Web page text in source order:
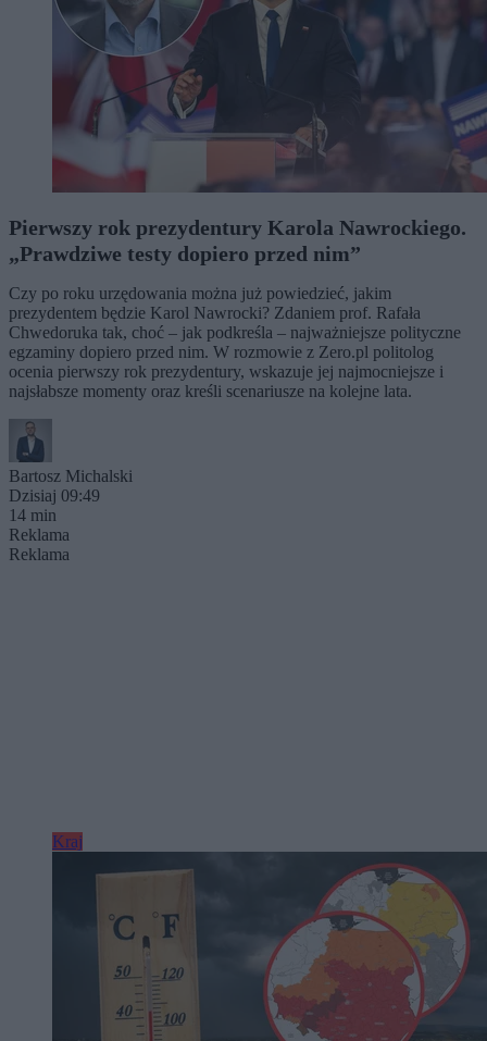
Pierwszy rok prezydentury Karola Nawrockiego.
„Prawdziwe testy dopiero przed nim”
Czy po roku urzędowania można już powiedzieć, jakim
prezydentem będzie Karol Nawrocki? Zdaniem prof. Rafała
Chwedoruka tak, choć – jak podkreśla – najważniejsze polityczne
egzaminy dopiero przed nim. W rozmowie z Zero.pl politolog
ocenia pierwszy rok prezydentury, wskazuje jej najmocniejsze i
najsłabsze momenty oraz kreśli scenariusze na kolejne lata.
Bartosz Michalski
Dzisiaj 09:49
14 min
Reklama
Reklama
Kraj